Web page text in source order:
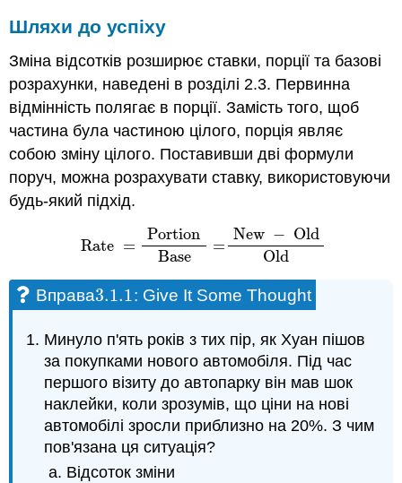
Шляхи до успіху
Зміна відсотків розширює ставки, порції та базові
розрахунки, наведені в розділі 2.3. Первинна
відмінність полягає в порції. Замість того, щоб
частина була частиною цілого, порція являє
собою зміну цілого. Поставивши дві формули
поруч, можна розрахувати ставку, використовуючи
будь-який підхід.
Rate =
Portion
Base
=
New − Old
Old
Rate =PortionBase=New−Old
Вправа3.1.1
3.1.1: Give It Some Thought
Минуло п'ять років з тих пір, як Хуан пішов
за покупками нового автомобіля. Під час
першого візиту до автопарку він мав шок
наклейки, коли зрозумів, що ціни на нові
автомобілі зросли приблизно на 20%. З чим
пов'язана ця ситуація?
Відсоток зміни